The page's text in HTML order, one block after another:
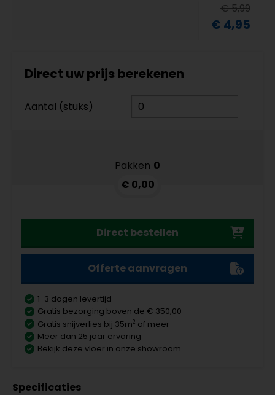
€ 5,99
€ 4,95
Direct uw prijs berekenen
Aantal (stuks)
Pakken 0
€ 0,00
Direct bestellen
Offerte aanvragen
1-3 dagen levertijd
Gratis bezorging boven de € 350,00
Gratis snijverlies bij 35m2 of meer
Meer dan 25 jaar ervaring
Bekijk deze vloer in onze showroom
Specificaties